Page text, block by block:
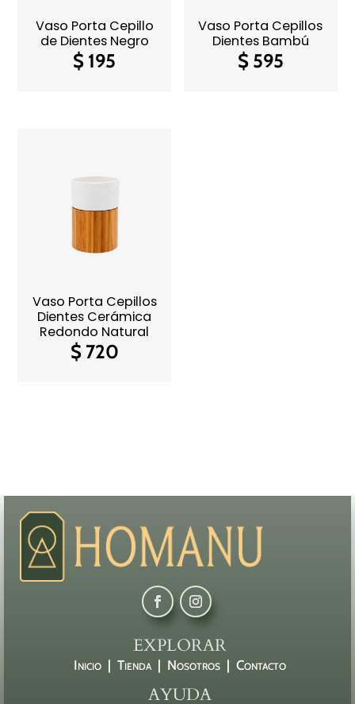
Vaso Porta Cepillo
de Dientes Negro
$ 195
Vaso Porta Cepillos
Dientes Bambú
$595
Vaso Porta Cepillos
Dientes Cerámica
Redondo Natural
$720
EXPLORAR
Inicio | Tienda | Nosotros | Contacto
AYUDA